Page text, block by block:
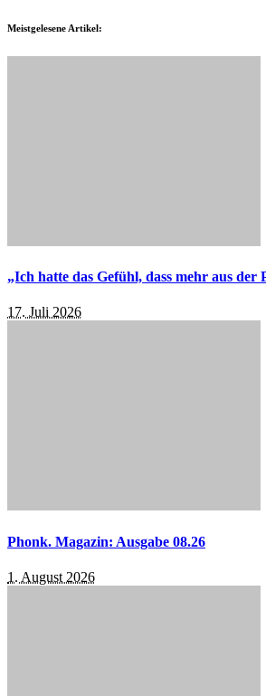
Meistgelesene Artikel:
„Ich hatte das Gefühl, dass mehr aus der
17. Juli 2026
Phonk. Magazin: Ausgabe 08.26
1. August 2026